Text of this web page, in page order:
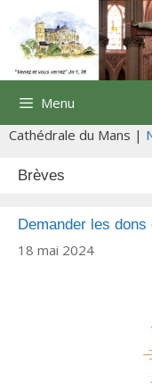
contenu
Menu
Cathédrale du Mans |
Brèves
Demander les dons
18 mai 2024